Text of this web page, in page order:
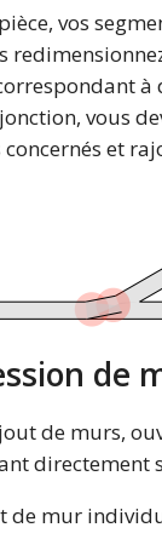
vos
vous
et
de
de murs,
directement
de mur